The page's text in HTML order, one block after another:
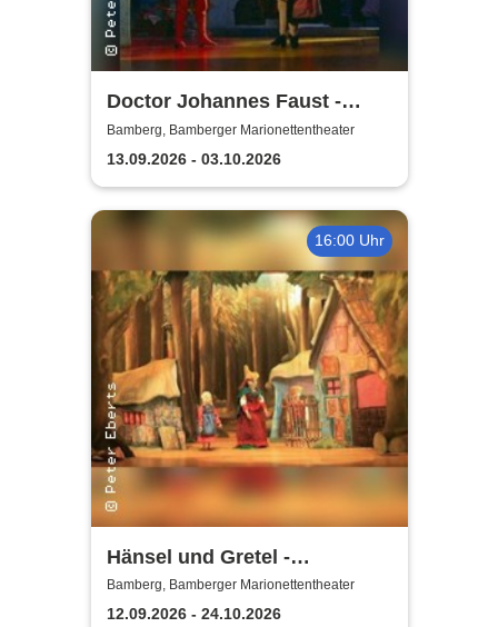
Doctor Johannes Faust -
Bamberger
Marionettentheater
Bamberg, Bamberger Marionettentheater
13.09.2026 - 03.10.2026
16:00 Uhr
Hänsel und Gretel -
Bamberger
Marionettentheater
Bamberg, Bamberger Marionettentheater
12.09.2026 - 24.10.2026